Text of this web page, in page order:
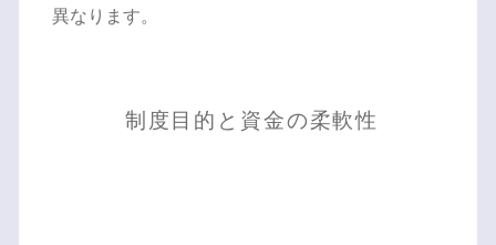
異なります。
制度目的と資金の柔軟性